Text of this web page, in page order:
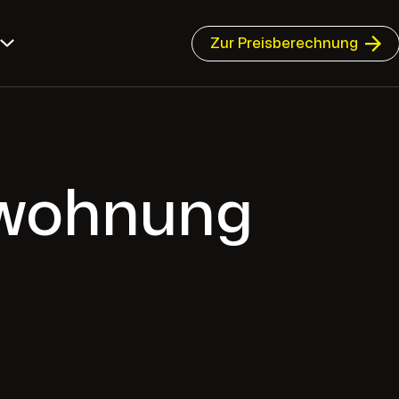
Zur Preisberechnung